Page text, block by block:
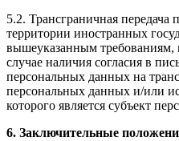
5.2. Трансграничная
территории иностранных
вышеуказанным требованиям,
случае наличия согласия в
персональных данных на
персональных данных и/или
которого является субъект
6. Заключительные